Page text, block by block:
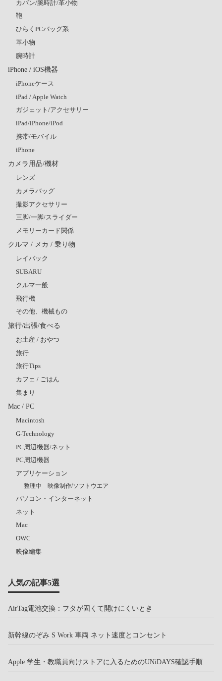
カバン/腕時計/革小物
鞄
ひらくPCバッグ系
革小物
腕時計
iPhone / iOS機器
iPhoneケース
iPad / Apple Watch
ガジェット/アクセサリー
iPad/iPhone/iPod
携帯/モバイル
iPhone
カメラ用品/機材
レンズ
カメラバッグ
撮影アクセサリー
三脚/一脚/スライダー
メモリーカード関係
クルマ / メカ / 乗り物
レイバック
SUBARU
クルマ一般
飛行機
その他、機械もの
旅行/出張/食べる
お土産 / おやつ
旅行
旅行Tips
カフェ / ごはん
集まり
Mac / PC
Macintosh
G-Technology
PC周辺機器/ネット
PC周辺機器
アプリケーション
整理中 映像制作/ソフトウエア
パソコン・インターネット
ネット
Mac
OWC
映像編集
人気の記事5選
AirTag電池交換：フタが固くて開けにくいとき
新幹線のぞみ S Work 車両 ネット速度とコンセント
Apple 学生・教職員向けストアに入るためのUNiDAYS確認手順